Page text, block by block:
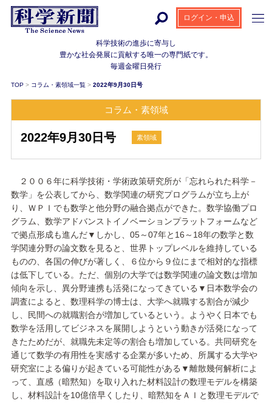
科学技術の進歩に寄与し
豊かな社会発展に貢献する唯一の専門紙です。
毎週金曜日発行
ログイン・申込
TOP > コラム・素領域一覧 > 2022年9月30日号
コラム・素領域
2022年9月30日号 素領域
２００６年に科学技術・学術政策研究所が「忘れられた科学－
数学」を公表してから、数学関連の研究プログラムが立ち上が
り、ＷＰＩでも数学と他分野の融合拠点ができた。数学協働プロ
グラム、数学アドバンストイノベーションプラットフォームなど
で拠点形成も進んだ▼しかし、05～07年と16～18年の数学と数
学関連分野の論文数を見ると、世界トップレベルを維持している
ものの、各国の伸びが著しく、６位から９位にまで相対的な指標
は低下している。ただ、個別の大学では数学関連の論文数は増加
傾向を示し、異分野連携も活発になってきている▼日本数学会の
調査によると、数理科学の博士は、大学へ就職する割合が減少
し、民間への就職割合が増加しているという。ようやく日本でも
数学を活用してビジネスを展開しようという動きが活発になって
きたためだが、就職先未定等の割合も増加している。共同研究を
通じて数学の有用性を実感する企業が多いため、所属する大学や
研究室による偏りが起きている可能性がある▼離散幾何解析によ
って、直感（暗黙知）を取り入れた材料設計の数理モデルを構築
し、材料設計を10億倍早くしたり、暗黙知をＡＩと数理モデルで